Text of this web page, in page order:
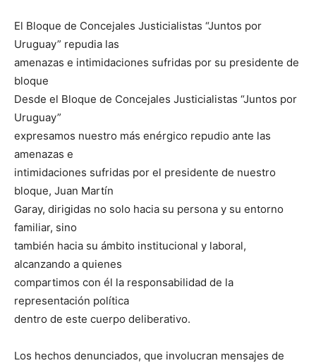
El Bloque de Concejales Justicialistas “Juntos por
Uruguay” repudia las
amenazas e intimidaciones sufridas por su presidente de
bloque
Desde el Bloque de Concejales Justicialistas “Juntos por
Uruguay”
expresamos nuestro más enérgico repudio ante las
amenazas e
intimidaciones sufridas por el presidente de nuestro
bloque, Juan Martín
Garay, dirigidas no solo hacia su persona y su entorno
familiar, sino
también hacia su ámbito institucional y laboral,
alcanzando a quienes
compartimos con él la responsabilidad de la
representación política
dentro de este cuerpo deliberativo.
Los hechos denunciados, que involucran mensajes de